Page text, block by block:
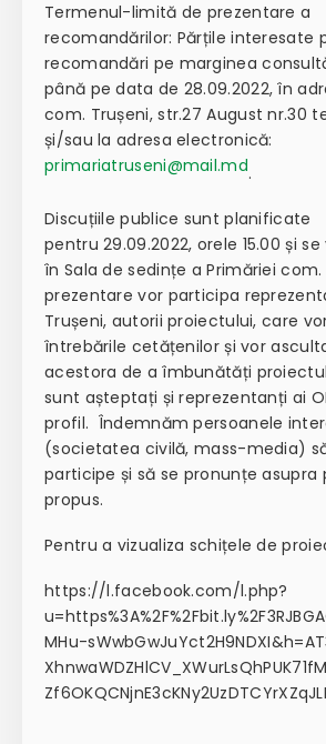
Termenul-limită de prezentare a
recomandărilor: Părțile interesate
recomandări pe marginea
până pe data de 28.09.2022, în
com. Trușeni, str.27 August nr.30
și/sau la adresa electronică:
primariatruseni@mail.md.
Discuțiile publice sunt planificate
pentru 29.09.2022, orele 15.00 și
în Sala de sedințe a Primăriei com.
prezentare vor participa
Trușeni, autorii proiectului, care
întrebările cetățenilor și vor
acestora de a îmbunătăți
sunt așteptați și reprezentanți ai
profil. Îndemnăm persoanele
(societatea civilă, mass-media)
participe și să se pronunțe asupra
propus.
Pentru a vizualiza schițele de
https://l.facebook.com/l.php?
MHu-